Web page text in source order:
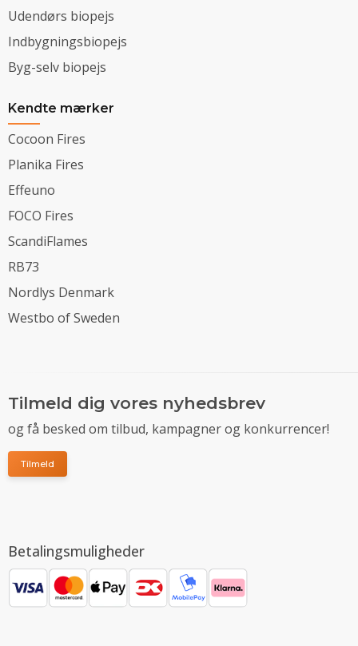
Udendørs biopejs
Indbygningsbiopejs
Byg-selv biopejs
Kendte mærker
Cocoon Fires
Planika Fires
Effeuno
FOCO Fires
ScandiFlames
RB73
Nordlys Denmark
Westbo of Sweden
Tilmeld dig vores nyhedsbrev
og få besked om tilbud, kampagner og konkurrencer!
Tilmeld
Betalingsmuligheder